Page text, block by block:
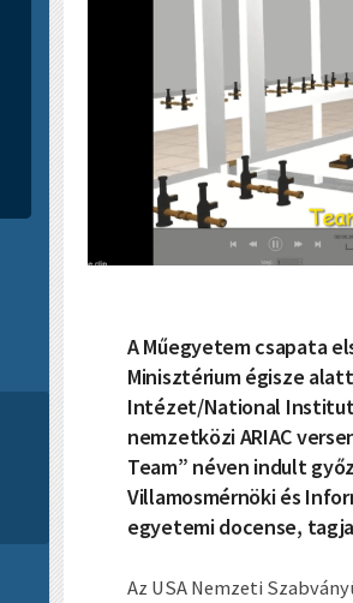
A Műegyetem csapata
Minisztérium égisze
Intézet/National
nemzetközi ARIAC
Team” néven indult
Villamosmérnöki és
egyetemi docense,
Az USA Nemzeti